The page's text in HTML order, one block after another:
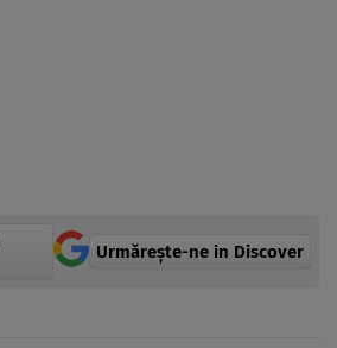
Urmărește-ne in Discover